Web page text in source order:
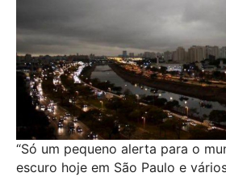
“Só um pequeno alerta para o
escuro hoje em São Paulo e